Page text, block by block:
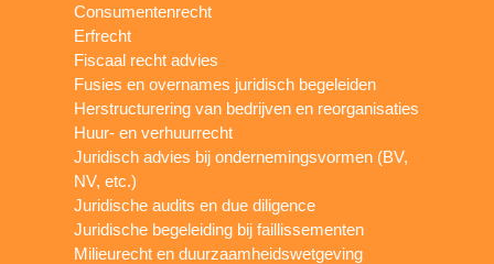
Consumentenrecht
Erfrecht
Fiscaal recht advies
Fusies en overnames juridisch begeleiden
Herstructurering van bedrijven en reorganisaties
Huur- en verhuurrecht
Juridisch advies bij ondernemingsvormen (BV,
NV, etc.)
Juridische audits en due diligence
Juridische begeleiding bij faillissementen
Milieurecht en duurzaamheidswetgeving